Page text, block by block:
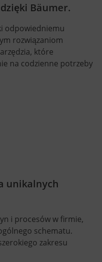
Bäumer.
odpowiedniemu
rozwiązaniom
które
na codzienne potrzeby
unikalnych
i procesów w firmie,
schematu.
zakresu